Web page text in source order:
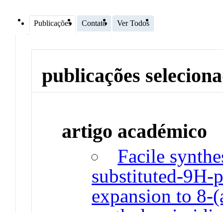
Publicações Contato Ver Todos
publicações
artigo académico
Facile
substituted-9H-
expansion to